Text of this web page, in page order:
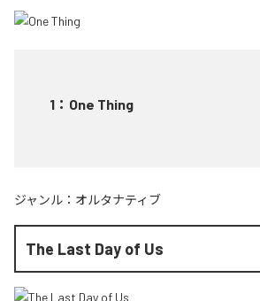
1 ： One Thing
ジャンル： オルタナティブ
The Last Day of Us